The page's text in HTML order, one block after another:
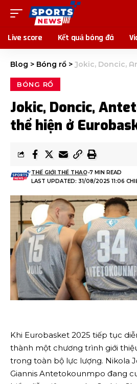
Live score Kết quả bóng đá
Blog > Bóng rổ > Jokic, Doncic,
BÓNG RỔ
Jokic, Doncic,
thể hiện ở
LAST UPDATED: 31/08/2025 11:06
THẾ GIỚI THỂ THAO 7 MIN READ
Khi Eurobasket 2025 tiếp tục
thành một chương trình giới
trong toàn bộ lực lượng. Nikola
Giannis Antetokounmpo đang